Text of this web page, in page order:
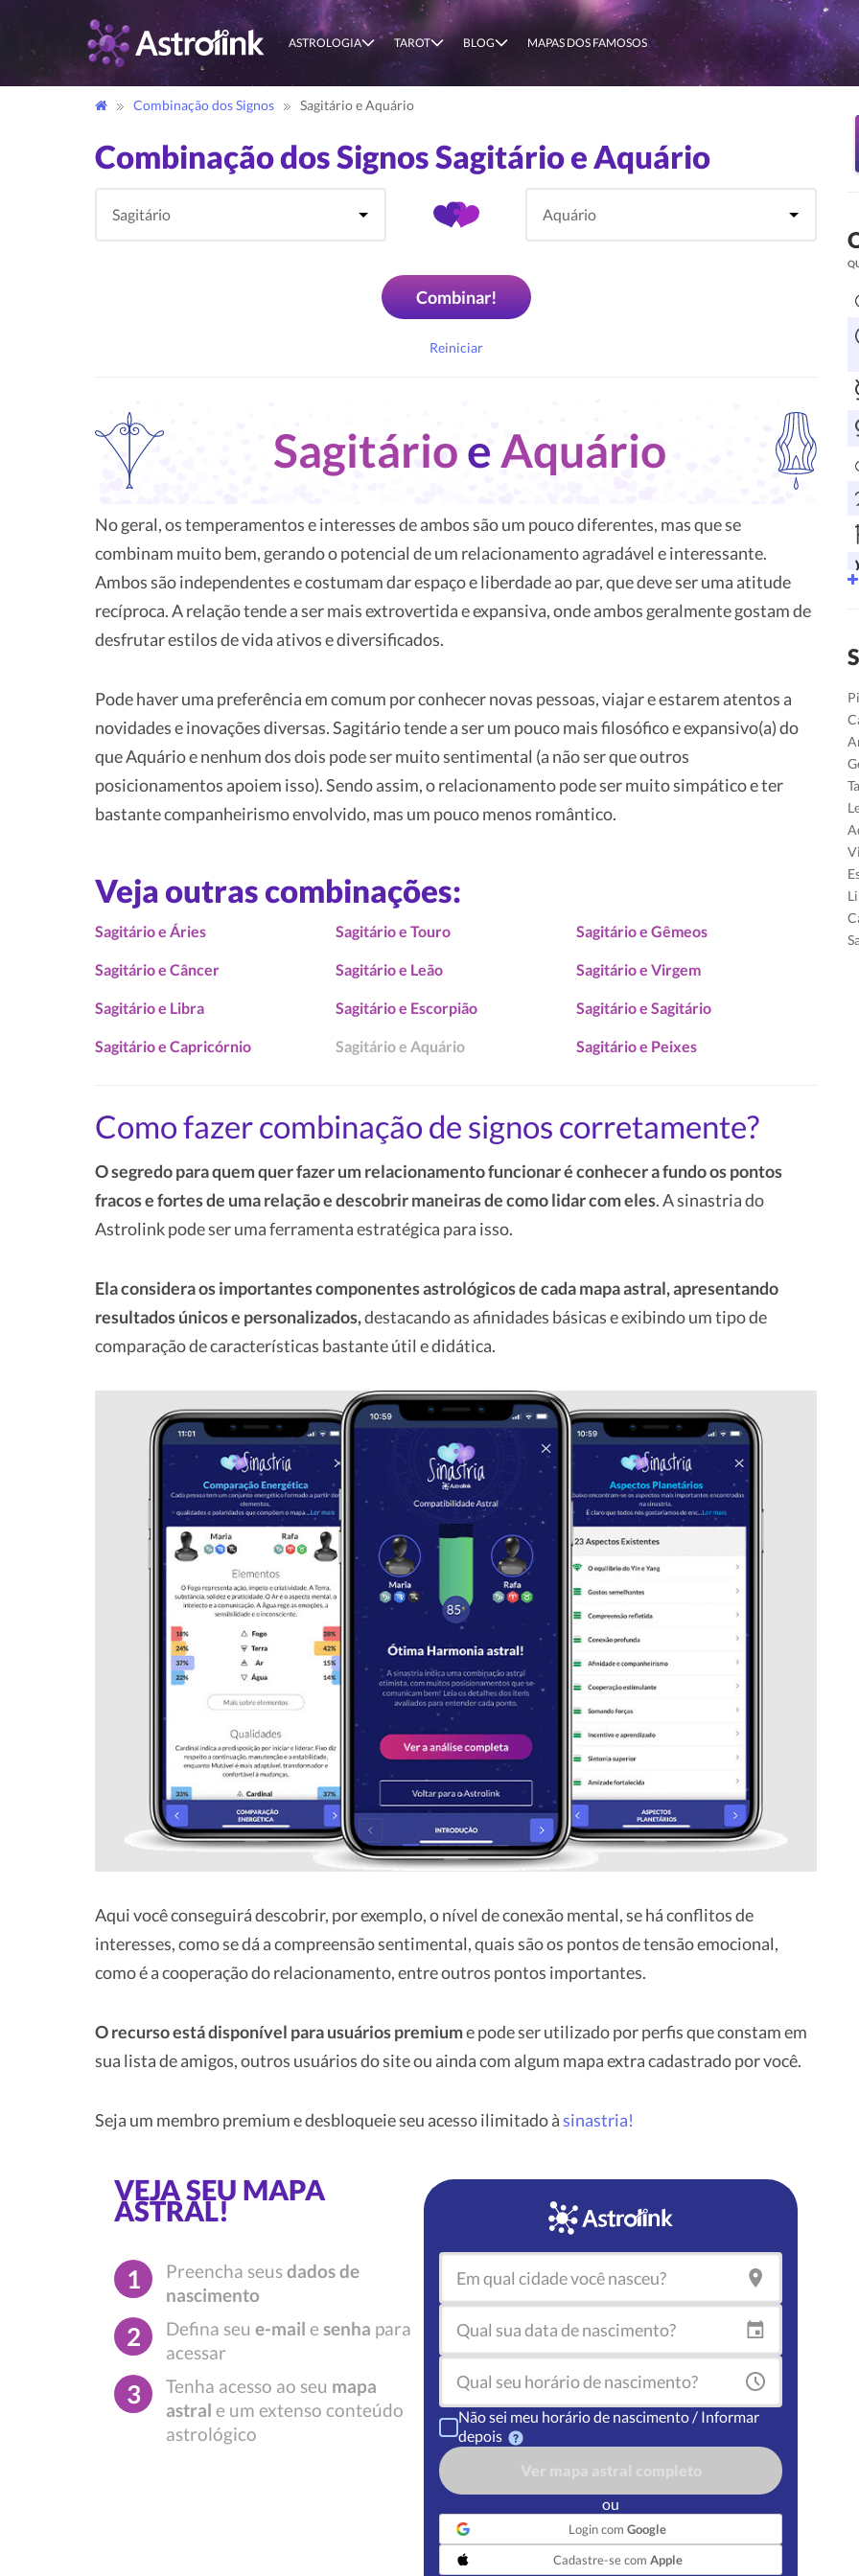
ASTROLOGIA TAROT BLOG MAPAS DOS FAMOSOS
Combinação dos Signos Sagitário e Aquário
Combinação dos Signos Sagitário e Aquário
Combinar!
Reiniciar
Sagitárioe Aquário
No geral, os temperamentos e interesses de ambos são um pouco diferentes, mas que se
combinam muito bem, gerando o potencial de um relacionamento agradável e interessante.
Ambos são independentes e costumam dar espaço e liberdade ao par, que deve ser uma atitude
recíproca. A relação tende a ser mais extrovertida e expansiva, onde ambos geralmente gostam de
desfrutar estilos de vida ativos e diversificados.
Pode haver uma preferência em comum por conhecer novas pessoas, viajar e estarem atentos a
novidades e inovações diversas. Sagitário tende a ser um pouco mais filosófico e expansivo(a) do
que Aquário e nenhum dos dois pode ser muito sentimental (a não ser que outros
posicionamentos apoiem isso). Sendo assim, o relacionamento pode ser muito simpático e ter
bastante companheirismo envolvido, mas um pouco menos romântico.
Veja outras combinações:
Sagitário e Áries Sagitário e Touro Sagitário e Gêmeos
Sagitário e Câncer Sagitário e Leão Sagitário e Virgem
Sagitário e Libra Sagitário e Escorpião Sagitário e Sagitário
Sagitário e Capricórnio Sagitário e Aquário Sagitário e Peixes
Como fazer combinação de signos corretamente?
O segredo para quem quer fazer um relacionamento funcionar é conhecer a fundo os pontos
fracos e fortes de uma relação e descobrir maneiras de como lidar com eles. A sinastria do
Astrolink pode ser uma ferramenta estratégica para isso.
Ela considera os importantes componentes astrológicos de cada mapa astral, apresentando
resultados únicos e personalizados,destacando as afinidades básicas e exibindo um tipo de
comparação de características bastante útil e didática.
Aqui você conseguirá descobrir, por exemplo, o nível de conexão mental, se há conflitos de
interesses, como se dá a compreensão sentimental, quais são os pontos de tensão emocional,
como é a cooperação do relacionamento, entre outros pontos importantes.
O recurso está disponível para usuários premiume pode ser utilizado por perfis que constam em
sua lista de amigos, outros usuários do site ou ainda com algum mapa extra cadastrado por você.
Seja um membro premium e desbloqueie seu acesso ilimitado àsinastria!
VEJA SEU MAPA
ASTRAL!
1 Preencha seusdados de
nascimento
2 Defina seu e-mail e senha para
acessar
3 Tenha acesso ao seu mapa
astral e um extenso conteúdo
astrológico
Não sei meu horário de nascimento / Informar
depois
ou
Login com Google
Cadastre-se com Apple